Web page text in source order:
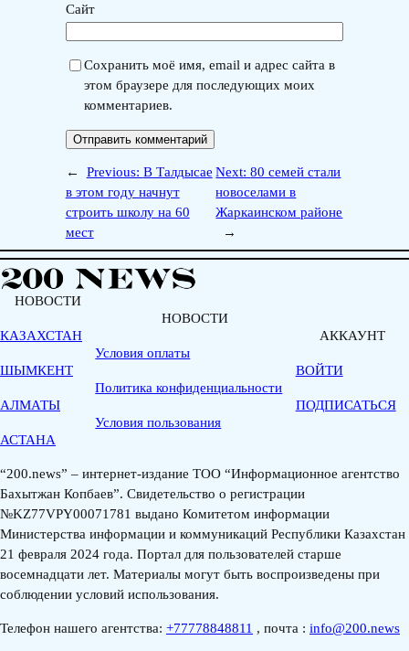
Сайт
Сохранить моё имя, email и адрес сайта в
этом браузере для последующих моих
комментариев.
← Previous: В Талдысае
в этом году начнут
строить школу на 60
мест
Next:80 семей стали
новоселами в
Жаркаинском районе
→
НОВОСТИ
КАЗАХСТАН
ШЫМКЕНТ
АЛМАТЫ
АСТАНА
НОВОСТИ
Условия оплаты
Политика конфиденциальности
Условия пользования
АККАУНТ
ВОЙТИ
ПОДПИСАТЬСЯ
“200.news” – интернет-издание ТОО “Информационное агентство
Бахытжан Копбаев”. Свидетельство о регистрации
№KZ77VPY00071781 выдано Комитетом информации
Министерства информации и коммуникаций Республики Казахстан
21 февраля 2024 года. Портал для пользователей старше
восемнадцати лет. Материалы могут быть воспроизведены при
соблюдении условий использования.
Телефон нашего агентства: +77778848811 , почта : info@200.news